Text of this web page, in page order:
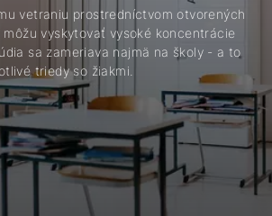
vetraniu prostredníctvom otvorených
vyskytovať vysoké koncentrácie
sa zameriava najmä na školy - a to
triedy so žiakmi.